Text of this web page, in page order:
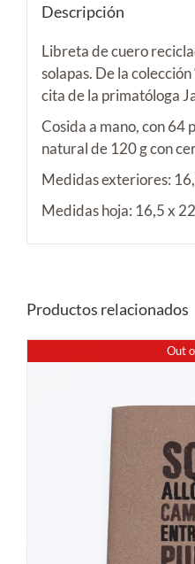
Descripción
Libreta de cuero
solapas. De la colección
cita de la primatóloga
Cosida a mano, con 64
natural de 120 g con
Medidas exteriores:
Medidas hoja: 16,5 x
Productos relacionados
Out